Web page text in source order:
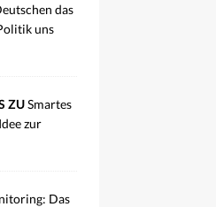
das
uns
ZUSmartes
zur
Das